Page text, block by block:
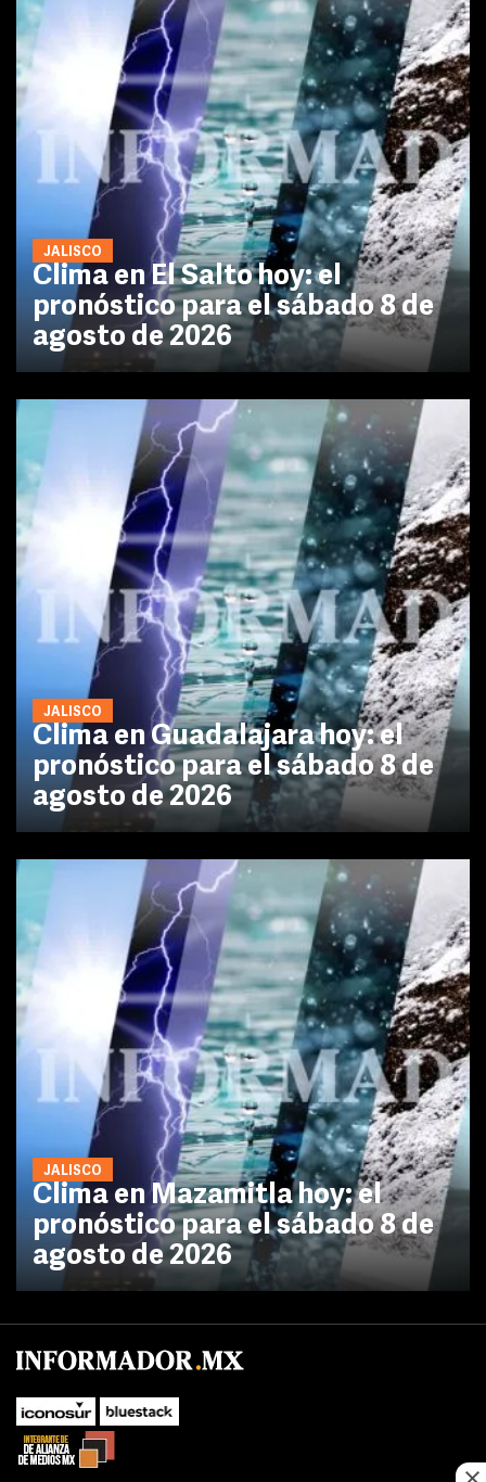
JALISCO
Clima en El Salto hoy: el
pronóstico para el sábado 8 de
agosto de 2026
JALISCO
Clima en Guadalajara hoy: el
pronóstico para el sábado 8 de
agosto de 2026
JALISCO
Clima en Mazamitla hoy: el
pronóstico para el sábado 8 de
agosto de 2026